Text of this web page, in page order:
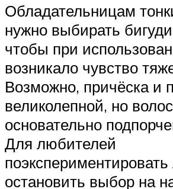
Обладательницам
нужно выбирать
чтобы при
возникало чувство
Возможно, причёска и
великолепной, но
основательно
Для любителей
остановить выбор на